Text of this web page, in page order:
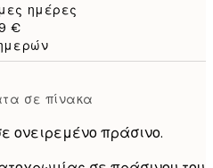
ημέρες
€
σε πίνακα
πράσινο.